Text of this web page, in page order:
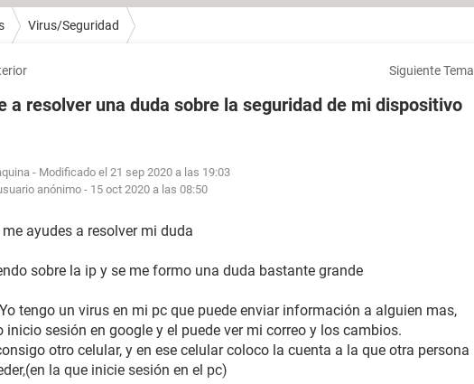
Virus/Seguridad
Siguiente Tema
a resolver una duda sobre la seguridad de mi dispositivo
- Modificado el 21 sep 2020 a las 19:03
anónimo - 15 oct 2020 a las 08:50
ayudes a resolver mi duda
sobre la ip y se me formo una duda bastante grande
tengo un virus en mi pc que puede enviar información a alguien mas,
inicio sesión en google y el puede ver mi correo y los cambios.
otro celular, y en ese celular coloco la cuenta a la que otra persona
la que inicie sesión en el pc)